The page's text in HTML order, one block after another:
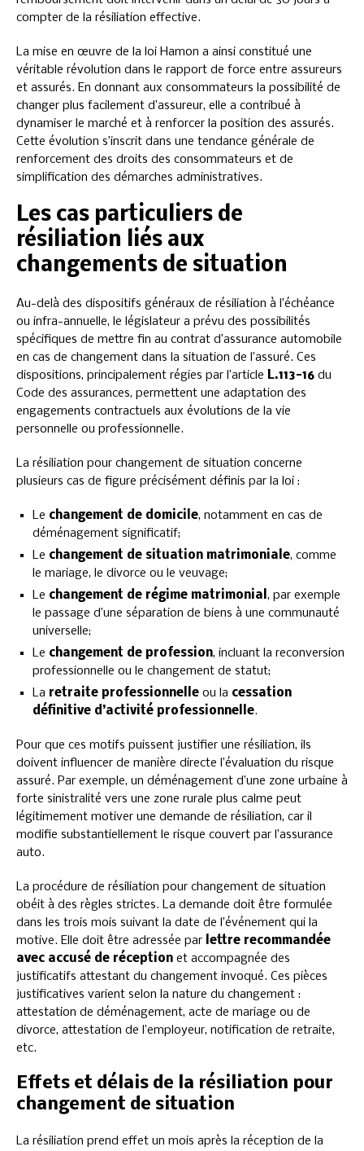
compter de la résiliation effective.
La mise en œuvre de la loi Hamon a ainsi constitué une
véritable révolution dans le rapport de force entre assureurs
et assurés. En donnant aux consommateurs la possibilité de
changer plus facilement d’assureur, elle a contribué à
dynamiser le marché et à renforcer la position des assurés.
Cette évolution s’inscrit dans une tendance générale de
renforcement des droits des consommateurs et de
simplification des démarches administratives.
Les cas particuliers de
résiliation liés aux
changements de situation
Au-delà des dispositifs généraux de résiliation à l’échéance
ou infra-annuelle, le législateur a prévu des possibilités
spécifiques de mettre fin au contrat d’assurance automobile
en cas de changement dans la situation de l’assuré. Ces
dispositions, principalement régies par l’article L.113-16 du
Code des assurances, permettent une adaptation des
engagements contractuels aux évolutions de la vie
personnelle ou professionnelle.
La résiliation pour changement de situation concerne
plusieurs cas de figure précisément définis par la loi :
Le changement de domicile, notamment en cas de
déménagement significatif;
Le changement de situation matrimoniale, comme
le mariage, le divorce ou le veuvage;
Le changement de régime matrimonial , par exemple
le passage d’une séparation de biens à une communauté
universelle;
Le changement de profession, incluant la reconversion
professionnelle ou le changement de statut;
La retraite professionnelle ou la cessation
définitive d’activité professionnelle.
Pour que ces motifs puissent justifier une résiliation, ils
doivent influencer de manière directe l’évaluation du risque
assuré. Par exemple, un déménagement d’une zone urbaine à
forte sinistralité vers une zone rurale plus calme peut
légitimement motiver une demande de résiliation, car il
modifie substantiellement le risque couvert par l’assurance
auto.
La procédure de résiliation pour changement de situation
obéit à des règles strictes. La demande doit être formulée
dans les trois mois suivant la date de l’événement qui la
motive. Elle doit être adressée par lettre recommandée
avec accusé de réception et accompagnée des
justificatifs attestant du changement invoqué. Ces pièces
justificatives varient selon la nature du changement :
attestation de déménagement, acte de mariage ou de
divorce, attestation de l’employeur, notification de retraite,
etc.
Effets et délais de la résiliation pour
changement de situation
La résiliation prend effet un mois après la réception de la